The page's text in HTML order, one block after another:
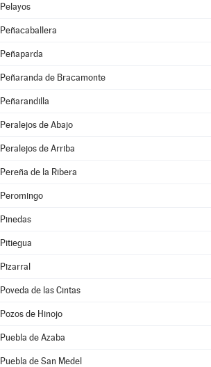
Pelayos
Peñacaballera
Peñaparda
Peñaranda de Bracamonte
Peñarandilla
Peralejos de Abajo
Peralejos de Arriba
Pereña de la Ribera
Peromingo
Pinedas
Pitiegua
Pizarral
Poveda de las Cintas
Pozos de Hinojo
Puebla de Azaba
Puebla de San Medel